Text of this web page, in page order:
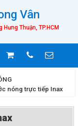
Vân
Hưng Thuận, TP.HCM
nóng trực tiếp Inax